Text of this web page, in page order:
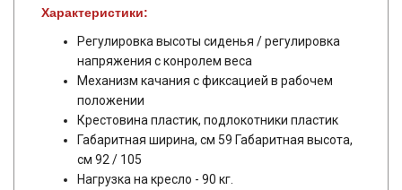
Характеристики:
Регулировка высоты сиденья / регулировка
напряжения с конролем веса
Механизм качания с фиксацией в рабочем
положении
Крестовина пластик, подлокотники пластик
Габаритная ширина, см 59 Габаритная высота,
см 92 / 105
Нагрузка на кресло - 90 кг.